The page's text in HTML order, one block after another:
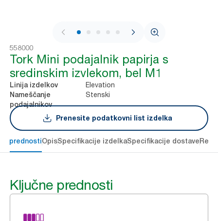
1 / 7
558000
Tork Mini podajalnik papirja s
sredinskim izvlekom, bel M1
Linija izdelkov Elevation
Nameščanje
podajalnikov
Stenski
Prenesite podatkovni list izdelka
prednostiOpisSpecifikacije izdelkaSpecifikacije dostave
Ključne prednosti